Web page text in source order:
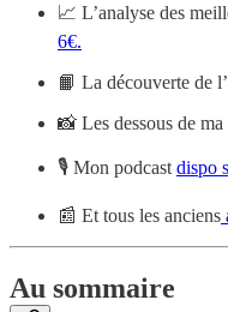
📈 L’analyse des
6€.
📙 La découverte de
📸 Les dessous de
🎙 Mon podcast dispo
📰 Et tous les anciens
Au sommaire